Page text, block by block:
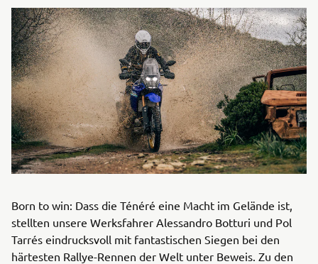
Born to win: Dass die Ténéré eine Macht im Gelände ist,
stellten unsere Werksfahrer Alessandro Botturi und Pol
Tarrés eindrucksvoll mit fantastischen Siegen bei den
härtesten Rallye-Rennen der Welt unter Beweis. Zu den